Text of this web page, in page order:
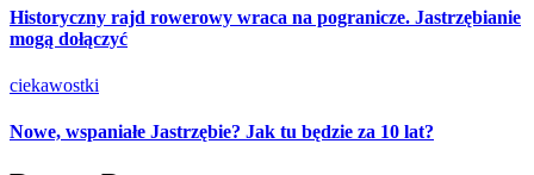
Historyczny rajd rowerowy wraca na pogranicze. Jastrzębianie
mogą dołączyć
ciekawostki
Nowe, wspaniałe Jastrzębie? Jak tu będzie za 10 lat?